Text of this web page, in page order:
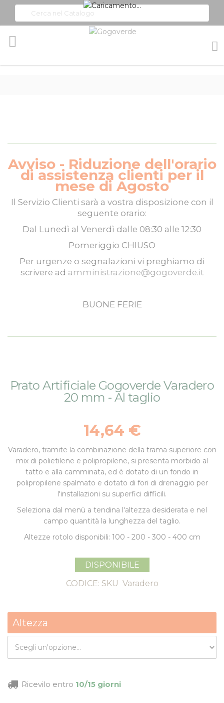
Avviso - Riduzione dell'orario
di assistenza clienti per il
mese di Agosto
Il Servizio Clienti sarà a vostra disposizione con il
seguente orario:
Dal Lunedì al Venerdì dalle 08:30 alle 12:30
Pomeriggio CHIUSO
Per urgenze o segnalazioni vi preghiamo di
scrivere ad amministrazione@gogoverde.it
BUONE FERIE
alla
all'inizio
Prato Artificiale Gogoverde Varadero
20 mm - Al taglio
14,64 €
Varadero, tramite la combinazione della trama superiore con
mix di polietilene e polipropilene, si presenta morbido al
tatto e alla camminata, ed è dotato di un fondo in
polipropilene spalmato e dotato di fori di drenaggio per
l'installazioni su superfici difficili.
Seleziona dal menù a tendina l'altezza desiderata e nel
campo quantità la lunghezza del taglio.
Altezze rotolo disponibili: 100 - 200 - 300 - 400 cm
DISPONIBILE
CODICE: SKU Varadero
Altezza
Ricevilo entro 10/15 giorni